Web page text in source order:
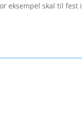
eksempel skal til fest i